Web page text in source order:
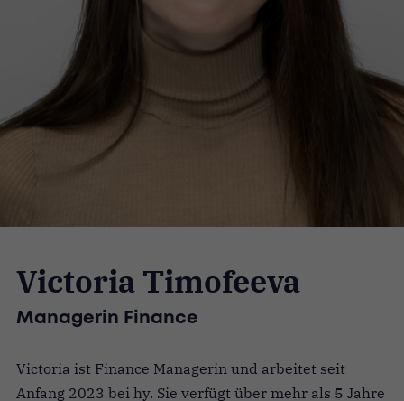
Victoria Timofeeva
Managerin Finance
Victoria ist Finance Managerin und arbeitet seit
Anfang 2023 bei hy. Sie verfügt über mehr als 5 Jahre